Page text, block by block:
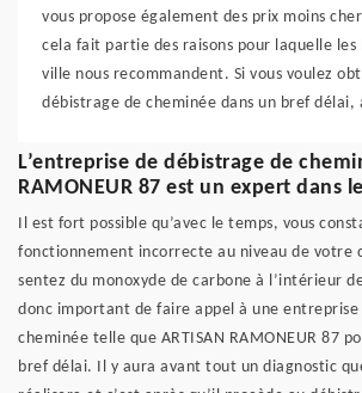
vous propose également des prix moins
cela fait partie des raisons pour laquelle les
ville nous recommandent. Si vous voulez
débistrage de cheminée dans un bref délai,
L’entreprise de débistrage de
RAMONEUR 87 est un expert dans
Il est fort possible qu’avec le temps, vous
fonctionnement incorrecte au niveau de votre
sentez du monoxyde de carbone à l’intérieur
donc important de faire appel à une entreprise
cheminée telle que ARTISAN RAMONEUR 87
bref délai. Il y aura avant tout un diagnostic